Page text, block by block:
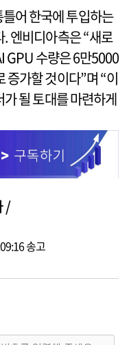
어 한국에 투입하는
엔비디아측은 “새로
GPU 수량은 6만5000
증가할 것이다”며 “이
될 토대를 마련하게
/
송고